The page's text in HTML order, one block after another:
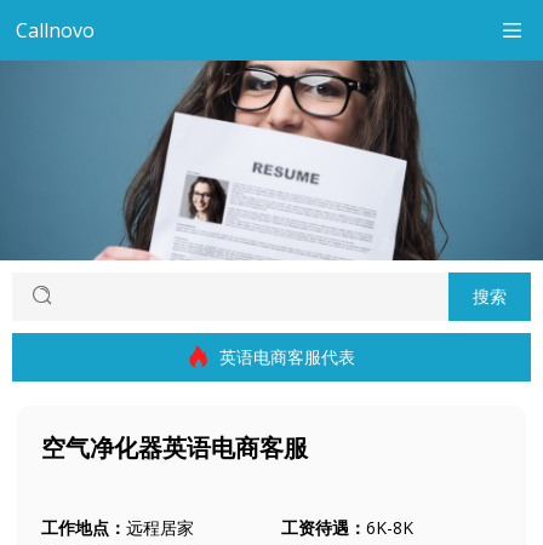
Callnovo
搜索
英语电商客服代表
空气净化器英语电商客服
工作地点： 远程居家 工资待遇： 6K-8K